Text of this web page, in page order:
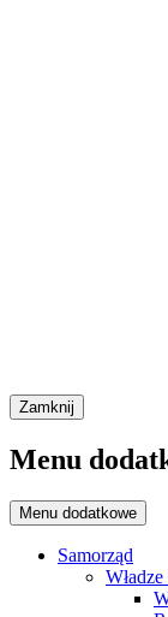
Zamknij
Menu
Menu dodatkowe
Samorząd